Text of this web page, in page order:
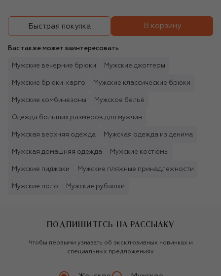
Быстрая покупка В корзину
Вас также может заинтересовать
Мужские вечерние брюки Мужские джоггеры
Мужские брюки-карго Мужские классические брюки
Мужские комбинезоны Мужское бельё
Одежда больших размеров для мужчин
Мужская верхняя одежда Мужская одежда из денима
Мужская домашняя одежда Мужские костюмы
Мужские пиджаки Мужские пляжные принадлежности
Мужские поло Мужские рубашки
ПОДПИШИТЕСЬ НА РАССЫЛКУ
Чтобы первыми узнавать об эксклюзивных новинках и
специальных предложениях